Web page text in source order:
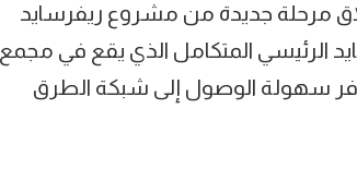
مرحلة جديدة من مشروع ريفرسايد
الرئيسي المتكامل الذي يقع في مجمع
سهولة الوصول إلى شبكة الطرق